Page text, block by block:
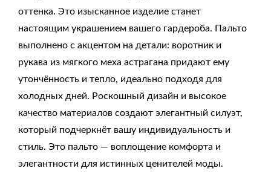
оттенка. Это изысканное изделие станет
настоящим украшением вашего гардероба. Пальто
выполнено с акцентом на детали: воротник и
рукава из мягкого меха астрагана придают ему
утончённость и тепло, идеально подходя для
холодных дней. Роскошный дизайн и высокое
качество материалов создают элегантный силуэт,
который подчеркнёт вашу индивидуальность и
стиль. Это пальто — воплощение комфорта и
элегантности для истинных ценителей моды.